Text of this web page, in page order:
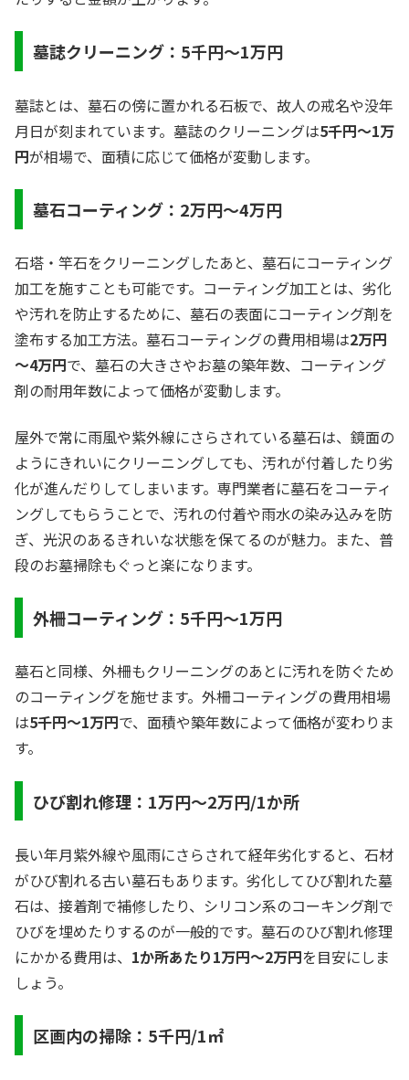
墓誌クリーニング：5千円～1万円
墓誌とは、墓石の傍に置かれる石板で、故人の戒名や没年
月日が刻まれています。墓誌のクリーニングは5千円～1万
円が相場で、面積に応じて価格が変動します。
墓石コーティング：2万円～4万円
石塔・竿石をクリーニングしたあと、墓石にコーティング
加工を施すことも可能です。コーティング加工とは、劣化
や汚れを防止するために、墓石の表面にコーティング剤を
塗布する加工方法。墓石コーティングの費用相場は2万円
～4万円で、墓石の大きさやお墓の築年数、コーティング
剤の耐用年数によって価格が変動します。
屋外で常に雨風や紫外線にさらされている墓石は、鏡面の
ようにきれいにクリーニングしても、汚れが付着したり劣
化が進んだりしてしまいます。専門業者に墓石をコーティ
ングしてもらうことで、汚れの付着や雨水の染み込みを防
ぎ、光沢のあるきれいな状態を保てるのが魅力。また、普
段のお墓掃除もぐっと楽になります。
外柵コーティング：5千円～1万円
墓石と同様、外柵もクリーニングのあとに汚れを防ぐため
のコーティングを施せます。外柵コーティングの費用相場
は5千円～1万円で、面積や築年数によって価格が変わりま
す。
ひび割れ修理：1万円～2万円/1か所
長い年月紫外線や風雨にさらされて経年劣化すると、石材
がひび割れる古い墓石もあります。劣化してひび割れた墓
石は、接着剤で補修したり、シリコン系のコーキング剤で
ひびを埋めたりするのが一般的です。墓石のひび割れ修理
にかかる費用は、 1か所あたり1万円～2万円を目安にしま
しょう。
区画内の掃除：5千円/1㎡